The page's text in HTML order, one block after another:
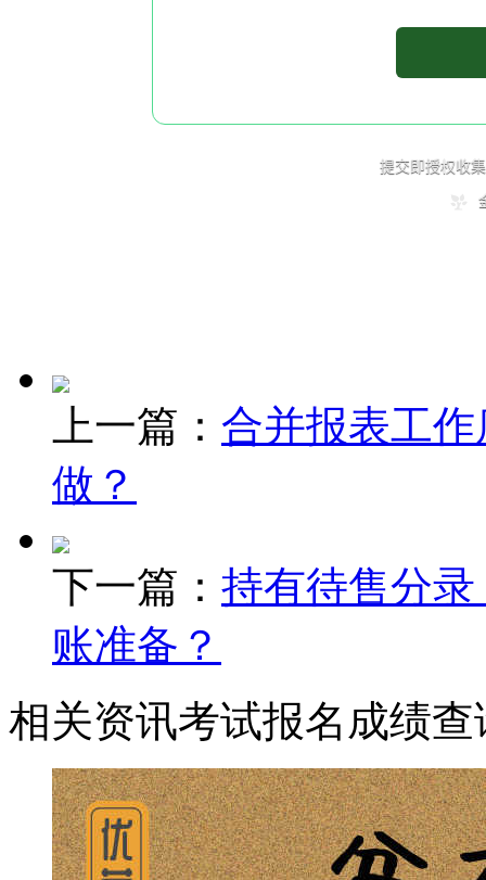
上一篇： 合并报表工
做？
下一篇： 持有待售分
账准备？
相关资讯考试报名 成绩查